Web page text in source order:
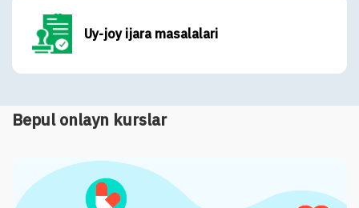
Uy-joy ijara masalalari
Bepul onlayn kurslar